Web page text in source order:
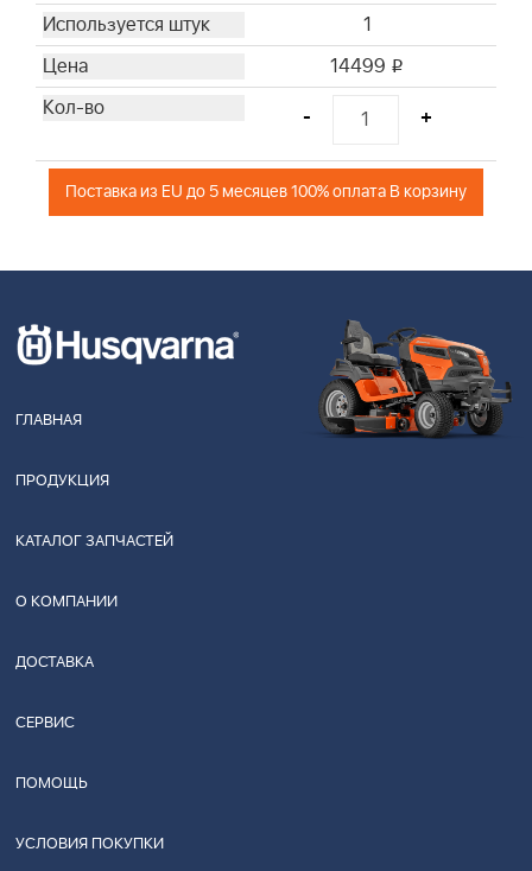
1
14499 i
- +
Поставка из EU до 5 месяцев 100% оплата В корзину
ГЛАВНАЯ
ПРОДУКЦИЯ
КАТАЛОГ ЗАПЧАСТЕЙ
О КОМПАНИИ
ДОСТАВКА
СЕРВИС
ПОМОЩЬ
УСЛОВИЯ ПОКУПКИ